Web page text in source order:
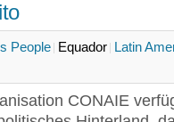
People Equador Latin
CONAIE